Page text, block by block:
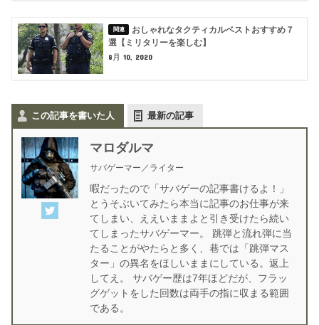
おしゃれなタクティカルベストおすすめ７
選【ミリタリーを楽しむ】
8月 10, 2020
この記事を書いた人 最新の記事
マロダルマ
サバゲーマー／ライター
暇だったので「サバゲーの記事書けるよ！」
とうそぶいてみたら本当に記事のお仕事が来
てしまい、ええいままよと引き受けたら続い
てしまったサバゲーマー。 跳弾と流れ弾に当
たることがやたらと多く、巷では「跳弾マス
ター」の異名をほしいままにしている。返上
してえ。 サバゲー歴は7年ほどだが、フラッ
グゲットをした回数は両手の指に収まる範囲
である。